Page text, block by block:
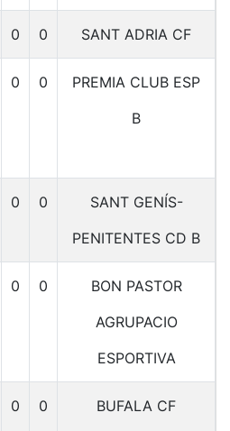
0 0 SANT ADRIA CF
0 0
PREMIA CLUB ESP
B
0 0
SANT GENÍS-
PENITENTES CD B
0 0
BON PASTOR
AGRUPACIO
ESPORTIVA
0 0 BUFALA CF